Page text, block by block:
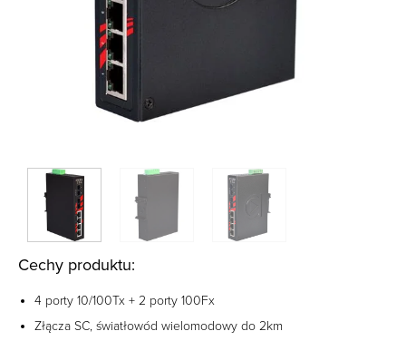
Cechy produktu:
4 porty 10/100Tx + 2 porty 100Fx
Złącza SC, światłowód wielomodowy do 2km